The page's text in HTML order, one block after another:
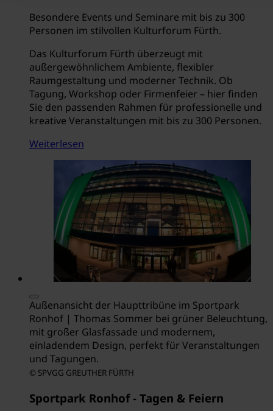
Besondere Events und Seminare mit bis zu 300
Personen im stilvollen Kulturforum Fürth.
Das Kulturforum Fürth überzeugt mit
außergewöhnlichem Ambiente, flexibler
Raumgestaltung und moderner Technik. Ob
Tagung, Workshop oder Firmenfeier – hier finden
Sie den passenden Rahmen für professionelle und
kreative Veranstaltungen mit bis zu 300 Personen.
Weiterlesen
Außenansicht der Haupttribüne im Sportpark
Ronhof | Thomas Sommer bei grüner Beleuchtung,
mit großer Glasfassade und modernem,
einladendem Design, perfekt für Veranstaltungen
und Tagungen.
© SPVGG GREUTHER FÜRTH
Sportpark Ronhof - Tagen & Feiern